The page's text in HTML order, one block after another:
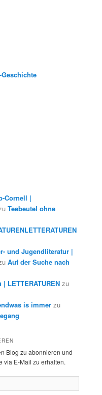
Cornell |
Teebeutel ohne
und Jugendliteratur |
Auf der Suche nach
LETTERATUREN zu
is immer zu
Blog zu abonnieren und
via E-Mail zu erhalten.